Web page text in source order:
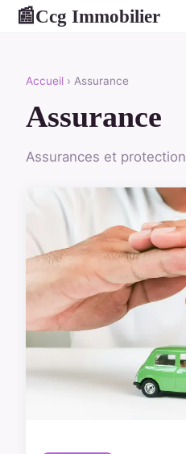
📰Ccg Immobilier
Accueil › Assurance
Assurance
Assurances et protection